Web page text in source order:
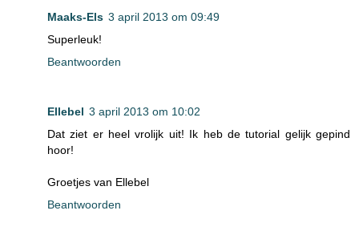
Maaks-Els 3 april 2013 om 09:49
Superleuk!
Beantwoorden
Ellebel 3 april 2013 om 10:02
Dat ziet er heel vrolijk uit! Ik heb de tutorial gelijk gepind
hoor!
Groetjes van Ellebel
Beantwoorden